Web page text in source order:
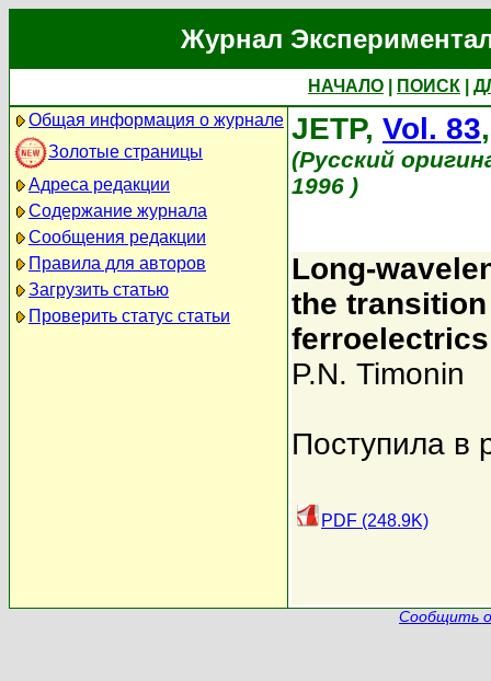
Журнал
НАЧАЛО ПОИСК
Общая информация о журнале
Золотые страницы
Адреса редакции
Содержание журнала
Сообщения редакции
Правила для авторов
Загрузить статью
Проверить статус статьи
JETP, Vol. 83
(Русский
1996 )
Long-
the
P.N. Timonin
Поступила в
PDF (248.9K)
Сообщить о